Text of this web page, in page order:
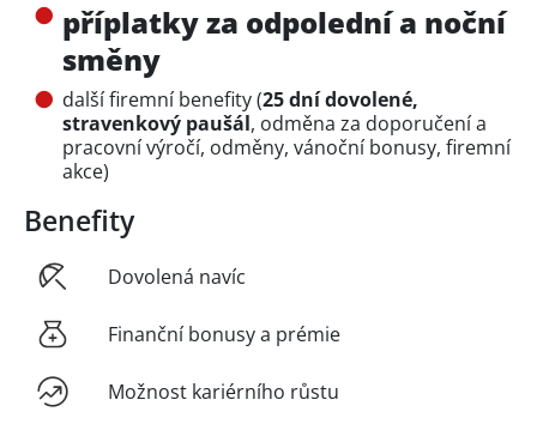
příplatky za odpolední a noční
směny
další firemní benefity (25 dní dovolené,
stravenkový paušál, odměna za doporučení a
pracovní výročí, odměny, vánoční bonusy, firemní
akce)
Benefity
Dovolená navíc
Finanční bonusy a prémie
Možnost kariérního růstu